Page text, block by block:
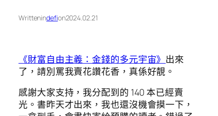
Writtenindefion2024.02.21
《財富自由主義：金錢的多元宇宙》 出來
了，請別罵我賣花讚花香，真係好靚。
感謝大家支持，我分配到的 140 本已經賣
光。書昨天才出來，我也還沒機會摸一下，